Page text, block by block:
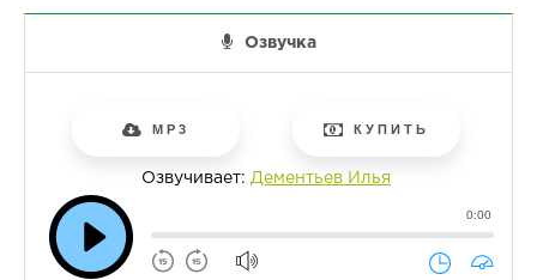
Озвучка
MP3 КУПИТЬ
Озвучивает: Дементьев Илья
0:00